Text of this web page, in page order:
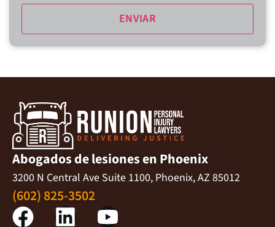
Abogados de lesiones en Phoenix
3200 N Central Ave Suite 1100, Phoenix, AZ 85012
(602) 825-3502